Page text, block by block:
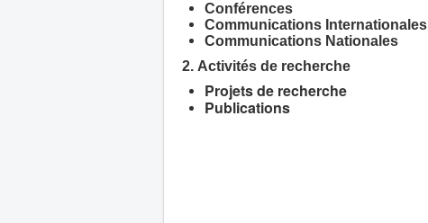
Conférences
Communications Internationales
Communications Nationales
2. Activités de recherche
Projets de recherche
Publications